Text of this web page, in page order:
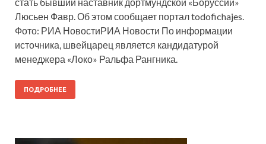
Люсьен Фавр. Об этом сообщает портал todofichajes.
Фото: РИА НовостиРИА Новости По информации
источника, швейцарец является кандидатурой
менеджера «Локо» Ральфа Рангника.
ПОДРОБНЕЕ